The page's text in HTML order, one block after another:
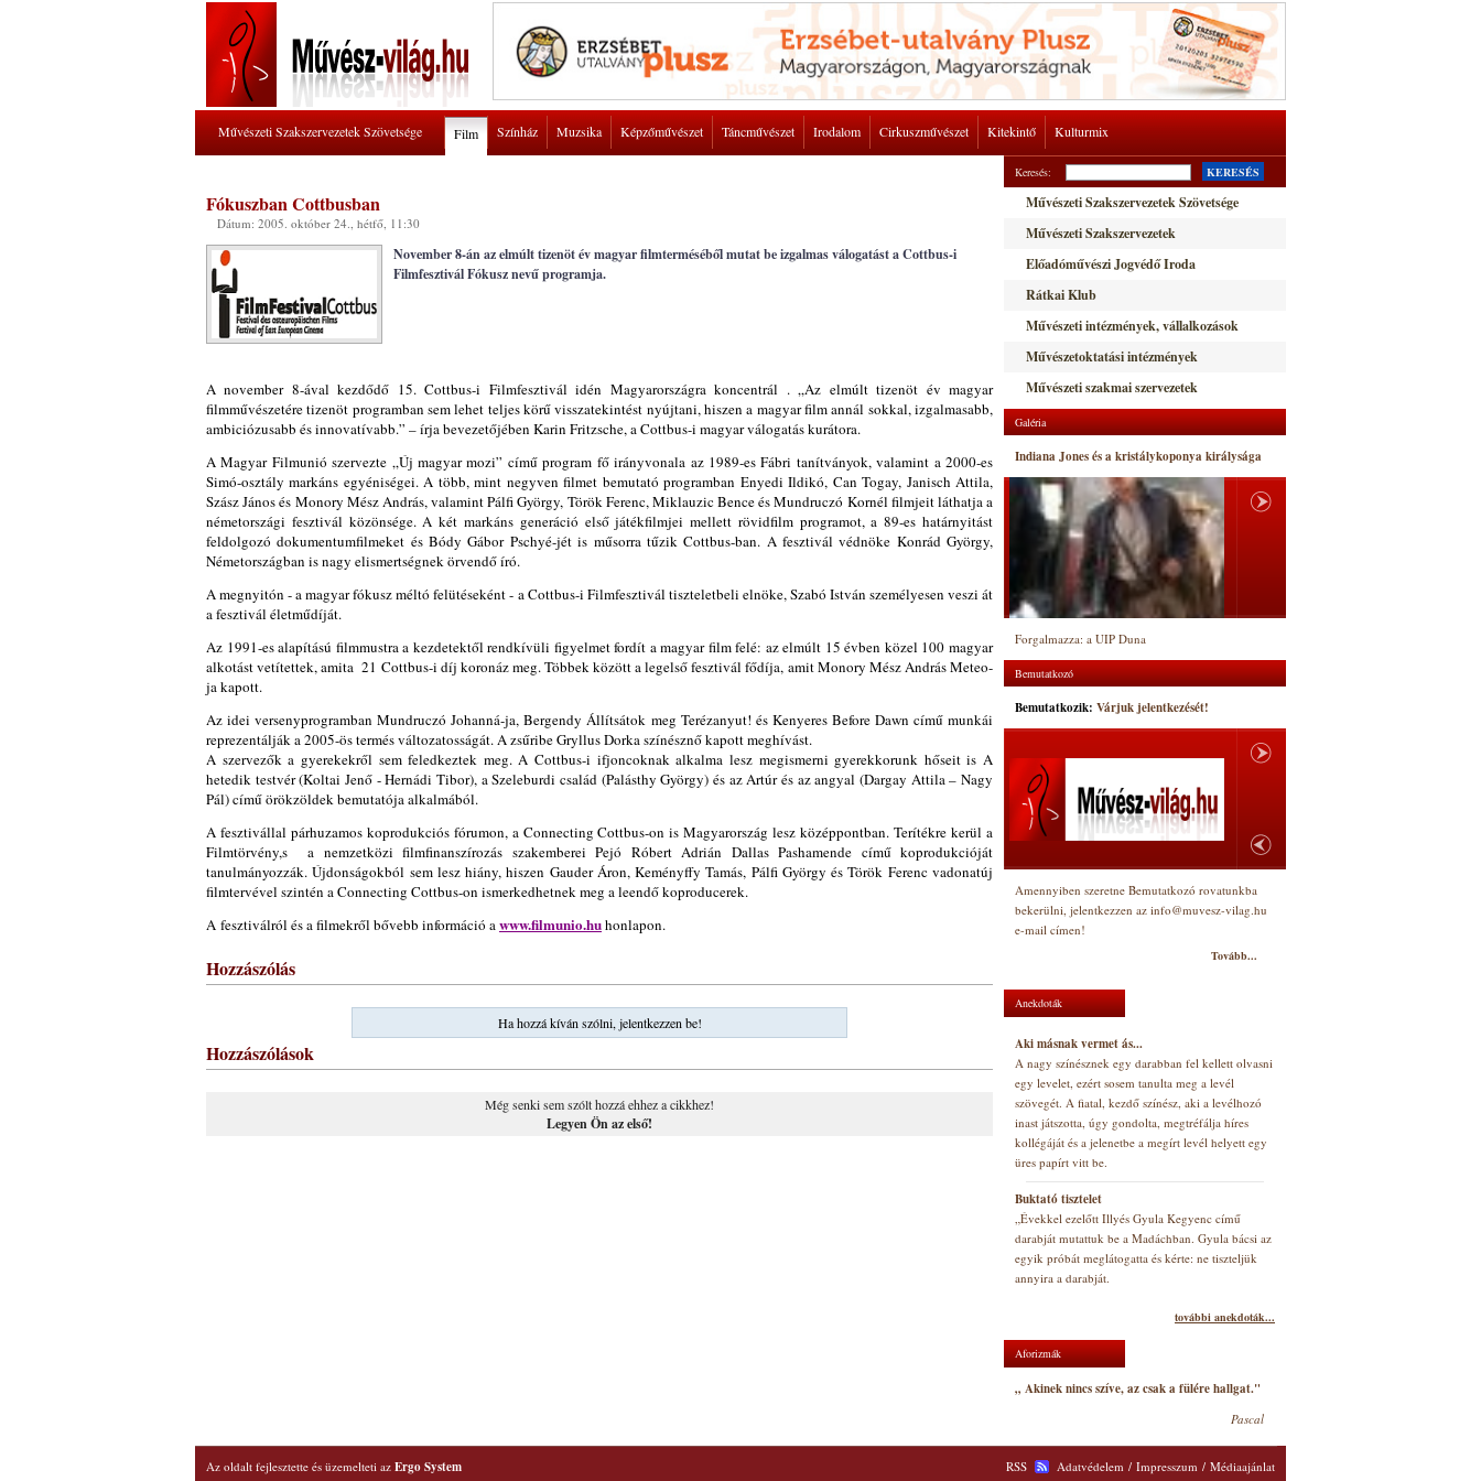
Művészeti Szakszervezetek Szövetsége Film Színház Muzsika Képzőművészet Táncművészet Irodalom Cirkuszművészet Kitekintő Kulturmix
Fókuszban Cottbusban
Dátum: 2005. október 24., hétfő, 11:30
November 8-án az elmúlt tizenöt év magyar filmterméséből mutat be izgalmas válogatást a Cottbus-i
Filmfesztivál Fókusz nevű programja.
A november 8-ával kezdődő 15. Cottbus-i Filmfesztivál idén Magyarországra koncentrál . „Az elmúlt tizenöt év magyar
filmművészetére tizenöt programban sem lehet teljes körű visszatekintést nyújtani, hiszen a magyar film annál sokkal, izgalmasabb,
ambiciózusabb és innovatívabb.” – írja bevezetőjében Karin Fritzsche, a Cottbus-i magyar válogatás kurátora.
A Magyar Filmunió szervezte „Új magyar mozi” című program fő irányvonala az 1989-es Fábri tanítványok, valamint a 2000-es
Simó-osztály markáns egyéniségei. A több, mint negyven filmet bemutató programban Enyedi Ildikó, Can Togay, Janisch Attila,
Szász János és Monory Mész András, valamint Pálfi György, Török Ferenc, Miklauzic Bence és Mundruczó Kornél filmjeit láthatja a
németországi fesztivál közönsége. A két markáns generáció első játékfilmjei mellett rövidfilm programot, a 89-es határnyitást
feldolgozó dokumentumfilmeket és Bódy Gábor Pschyé-jét is műsorra tűzik Cottbus-ban. A fesztivál védnöke Konrád György,
Németországban is nagy elismertségnek örvendő író.
A megnyitón - a magyar fókusz méltó felütéseként - a Cottbus-i Filmfesztivál tiszteletbeli elnöke, Szabó István személyesen veszi át
a fesztivál életműdíját.
Az 1991-es alapítású filmmustra a kezdetektől rendkívüli figyelmet fordít a magyar film felé: az elmúlt 15 évben közel 100 magyar
alkotást vetítettek, amita 21 Cottbus-i díj koronáz meg. Többek között a legelső fesztivál fődíja, amit Monory Mész András Meteo-
ja kapott.
Az idei versenyprogramban Mundruczó Johanná-ja, Bergendy Állítsátok meg Terézanyut! és Kenyeres Before Dawn című munkái
reprezentálják a 2005-ös termés változatosságát. A zsűribe Gryllus Dorka színésznő kapott meghívást.
A szervezők a gyerekekről sem feledkeztek meg. A Cottbus-i ifjoncoknak alkalma lesz megismerni gyerekkorunk hőseit is A
hetedik testvér (Koltai Jenő - Hernádi Tibor), a Szeleburdi család (Palásthy György) és az Artúr és az angyal (Dargay Attila – Nagy
Pál) című örökzöldek bemutatója alkalmából.
A fesztivállal párhuzamos koprodukciós fórumon, a Connecting Cottbus-on is Magyarország lesz középpontban. Terítékre kerül a
Filmtörvény,s a nemzetközi filmfinanszírozás szakemberei Pejó Róbert Adrián Dallas Pashamende című koprodukcióját
tanulmányozzák. Újdonságokból sem lesz hiány, hiszen Gauder Áron, Keményffy Tamás, Pálfi György és Török Ferenc vadonatúj
filmtervével szintén a Connecting Cottbus-on ismerkedhetnek meg a leendő koproducerek.
A fesztiválról és a filmekről bővebb információ awww.filmunio.huhonlapon.
Hozzászólás
Ha hozzá kíván szólni, jelentkezzen be!
Hozzászólások
Még senki sem szólt hozzá ehhez a cikkhez!
Legyen Ön az első!
Keresés: KERESÉS
Művészeti Szakszervezetek Szövetsége
Művészeti Szakszervezetek
Előadóművészi Jogvédő Iroda
Rátkai Klub
Művészeti intézmények, vállalkozások
Művészetoktatási intézmények
Művészeti szakmai szervezetek
Galéria
Indiana Jones és a kristálykoponya királysága
Forgalmazza: a UIP Duna
Bemutatkozó
Bemutatkozik: Várjuk jelentkezését!
Amennyiben szeretne Bemutatkozó rovatunkba
bekerülni, jelentkezzen az info@muvesz-vilag.hu
e-mail címen!
Tovább...
Anekdoták
Aki másnak vermet ás...
A nagy színésznek egy darabban fel kellett olvasni
egy levelet, ezért sosem tanulta meg a levél
szövegét. A fiatal, kezdő színész, aki a levélhozó
inast játszotta, úgy gondolta, megtréfálja híres
kollégáját és a jelenetbe a megírt levél helyett egy
üres papírt vitt be.
Buktató tisztelet
„Évekkel ezelőtt Illyés Gyula Kegyenc című
darabját mutattuk be a Madáchban. Gyula bácsi az
egyik próbát meglátogatta és kérte: ne tiszteljük
annyira a darabját.
további anekdoták...
Aforizmák
„ Akinek nincs szíve, az csak a fülére hallgat."
Pascal
Az oldalt fejlesztette és üzemelteti az Ergo System RSS Adatvédelem / Impresszum / Médiaajánlat